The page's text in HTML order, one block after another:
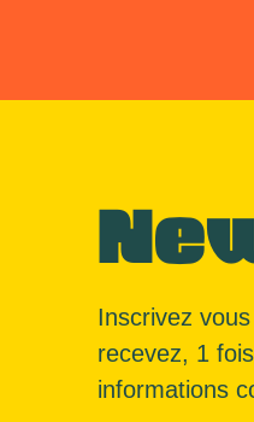
Inscrivez
recevez, 1
informations